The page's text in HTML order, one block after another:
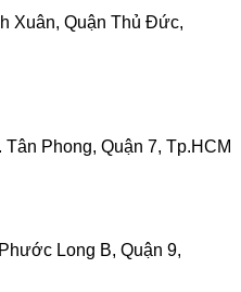
Xuân, Quận Thủ Đức,
Phong, Quận 7, Tp.HCM
Long B, Quận 9,